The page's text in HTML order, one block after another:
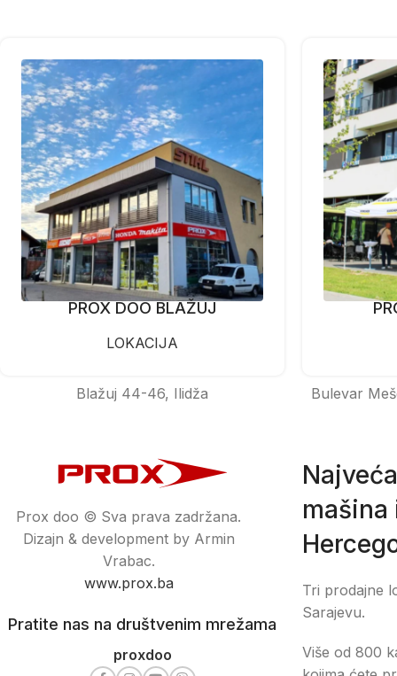
PROX DOO BLAŽUJ
LOKACIJA
Blažuj 44-46, Ilidža Bulevar
Prox doo © Sva prava zadržana.
Dizajn & development by Armin
Vrabac.
www.prox.ba
Pratite nas na društvenim mrežama
proxdoo
mašina
Tri prodajne
Sarajevu.
Više od 800